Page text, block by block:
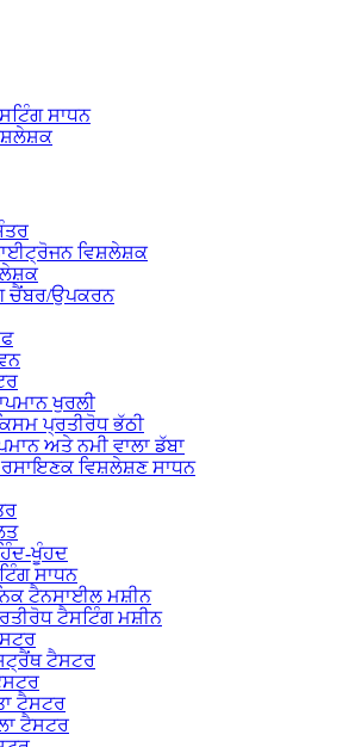
ਸਾਧਨ
ਵਿਸ਼ਲੇਸ਼ਕ
ਚੈਂਬਰ/ਉਪਕਰਨ
ਖੁਰਲੀ
ਪ੍ਰਤੀਰੋਧ ਭੱਠੀ
ਅਤੇ ਨਮੀ ਵਾਲਾ ਡੱਬਾ
ਵਿਸ਼ਲੇਸ਼ਣ ਸਾਧਨ
ਖੂੰਹਦ
ਸਾਧਨ
ਟੈਨਸਾਈਲ ਮਸ਼ੀਨ
ਟੈਸਟਿੰਗ ਮਸ਼ੀਨ
ਟੈਸਟਰ
ਟੈਸਟਰ
ਟੈਸਟਰ